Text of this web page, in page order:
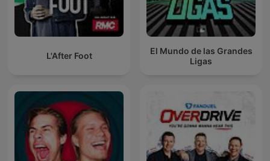
L'After Foot
El Mundo de las Grandes
Ligas